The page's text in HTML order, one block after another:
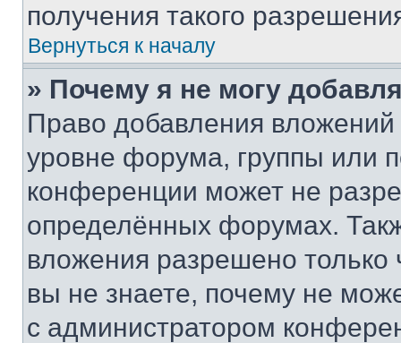
получения такого
Вернуться к началу
» Почему я не могу
Право добавления
уровне форума, группы или
конференции может не
определённых форумах.
вложения разрешено
вы не знаете, почему не
с администратором